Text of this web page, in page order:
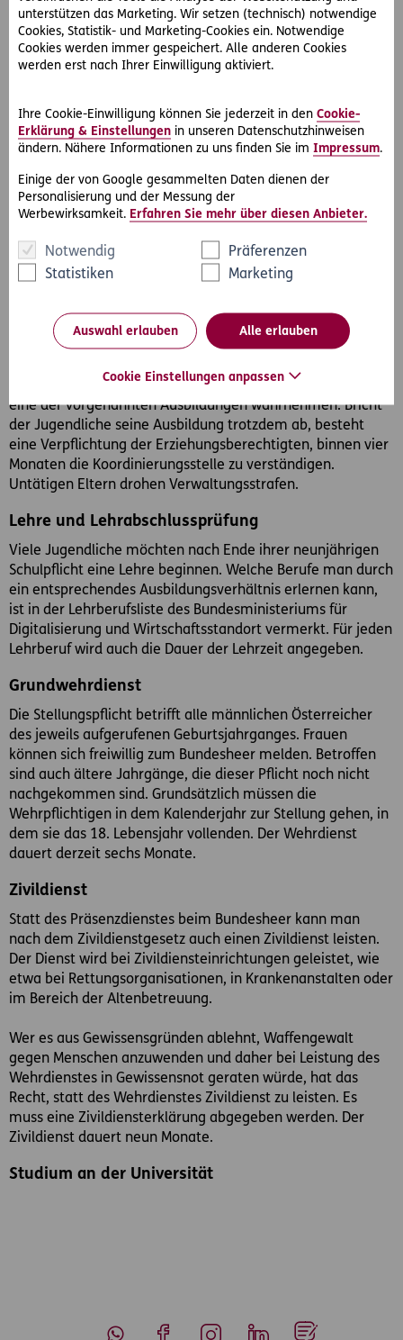
unterstützen das Marketing. Wir setzen (technisch) notwendige
Cookies, Statistik- und Marketing-Cookies ein. Notwendige
Cookies werden immer gespeichert. Alle anderen Cookies
werden erst nach Ihrer Einwilligung aktiviert.
Ihre Cookie-Einwilligung können Sie jederzeit in den Cookie-
Erklärung & Einstellungen in unseren Datenschutzhinweisen
ändern. Nähere Informationen zu uns finden Sie im Impressum.
Einige der von Google gesammelten Daten dienen der
Personalisierung und der Messung der
Werbewirksamkeit. Erfahren Sie mehr über diesen Anbieter.
Notwendig
Präferenzen
Statistiken
Marketing
Auswahl erlauben Alle erlauben
Cookie Einstellungen anpassen
Diese Ausbildungspflicht endet schon früher, wenn der
Jugendliche
eine mindestens zweijährige (berufsbildende) mittlere
eine Lehrausbildung nach dem
Berufsausbildungsgesetz oder
Berufsausbildungsgesetz,
eine gesundheitsberufliche Ausbildung von mindestens
2.500 Stunden nach gesundheitsrechtlichen
Vorschriften oder
eine Teilqualifizierung gemäß § 8b Abs. 2 (auch in
gemäß § 11b Land- und forstwirtschaftliches
Berufsausbildungsgesetz erfolgreich beendet hat.
Eltern sind verpflichtet, dafür zu sorgen, dass ihre Kinder
eine der vorgenannten Ausbildungen wahrnehmen. Bricht
der Jugendliche seine Ausbildung trotzdem ab, besteht
eine Verpflichtung der Erziehungsberechtigten, binnen vier
Monaten die Koordinierungsstelle zu verständigen.
Untätigen Eltern drohen Verwaltungsstrafen.
Lehre und Lehrabschlussprüfung
Viele Jugendliche möchten nach Ende ihrer neunjährigen
Schulpflicht eine Lehre beginnen. Welche Berufe man durch
ein entsprechendes Ausbildungsverhältnis erlernen kann,
ist in der Lehrberufsliste des Bundesministeriums für
Digitalisierung und Wirtschaftsstandort vermerkt. Für jeden
Lehrberuf wird auch die Dauer der Lehrzeit angegeben.
Grundwehrdienst
Die Stellungspflicht betrifft alle männlichen Österreicher
des jeweils aufgerufenen Geburtsjahrganges. Frauen
können sich freiwillig zum Bundesheer melden. Betroffen
sind auch ältere Jahrgänge, die dieser Pflicht noch nicht
nachgekommen sind. Grundsätzlich müssen die
Wehrpflichtigen in dem Kalenderjahr zur Stellung gehen, in
dem sie das 18. Lebensjahr vollenden. Der Wehrdienst
dauert derzeit sechs Monate.
Zivildienst
Statt des Präsenzdienstes beim Bundesheer kann man
nach dem Zivildienstgesetz auch einen Zivildienst leisten.
Der Dienst wird bei Zivildiensteinrichtungen geleistet, wie
etwa bei Rettungsorganisationen, in Krankenanstalten oder
im Bereich der Altenbetreuung.
Wer es aus Gewissensgründen ablehnt, Waffengewalt
gegen Menschen anzuwenden und daher bei Leistung des
Wehrdienstes in Gewissensnot geraten würde, hat das
Recht, statt des Wehrdienstes Zivildienst zu leisten. Es
muss eine Zivildiensterklärung abgegeben werden. Der
Zivildienst dauert neun Monate.
Studium an der Universität